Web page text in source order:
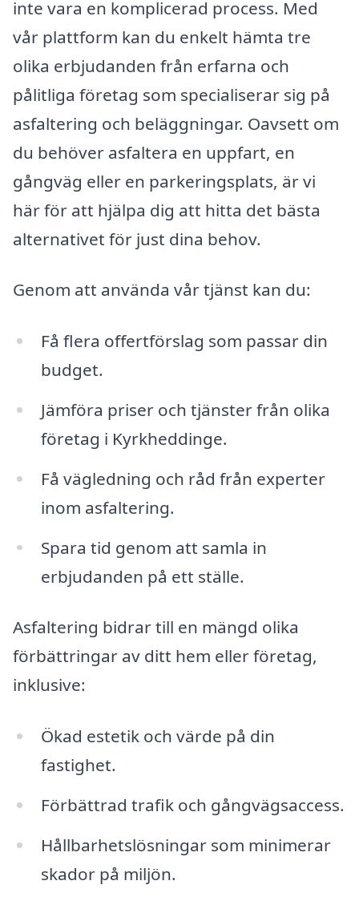
inte vara en komplicerad process. Med
vår plattform kan du enkelt hämta tre
olika erbjudanden från erfarna och
pålitliga företag som specialiserar sig på
asfaltering och beläggningar. Oavsett om
du behöver asfaltera en uppfart, en
gångväg eller en parkeringsplats, är vi
här för att hjälpa dig att hitta det bästa
alternativet för just dina behov.
Genom att använda vår tjänst kan du:
Få flera offertförslag som passar din
budget.
Jämföra priser och tjänster från olika
företag i Kyrkheddinge.
Få vägledning och råd från experter
inom asfaltering.
Spara tid genom att samla in
erbjudanden på ett ställe.
Asfaltering bidrar till en mängd olika
förbättringar av ditt hem eller företag,
inklusive:
Ökad estetik och värde på din
fastighet.
Förbättrad trafik och gångvägsaccess.
Hållbarhetslösningar som minimerar
skador på miljön.